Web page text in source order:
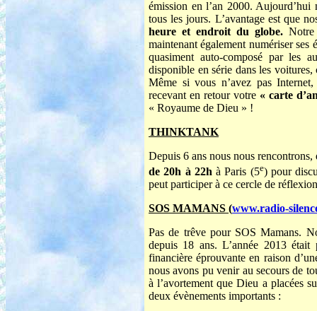
émission en l’an 2000. Aujourd’hui
tous les jours. L’avantage est que
heure et endroit du globe.
maintenant également numériser
quasiment auto-composé par les
disponible en série dans les
Même si vous n’avez pas
recevant en retour votre « carte
« Royaume de Dieu » !
THINKTANK
Depuis 6 ans nous nous
de 20h à 22h à Paris (5e) pour
peut participer à ce cercle de
SOS MAMANS (www.radio-
Pas de trêve pour SOS Mamans.
depuis 18 ans. L’année 2013 était
financière éprouvante en raison
nous avons pu venir au secours de
à l’avortement que Dieu a placées
deux évènements importants :